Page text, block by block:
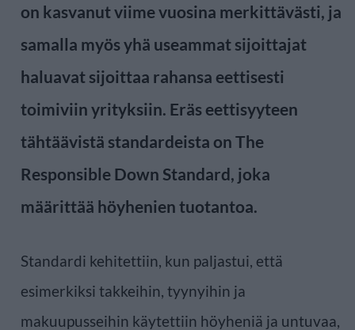
on kasvanut viime vuosina merkittävästi, ja
samalla myös yhä useammat sijoittajat
haluavat sijoittaa rahansa eettisesti
toimiviin yrityksiin. Eräs eettisyyteen
tähtäävistä standardeista on The
Responsible Down Standard, joka
määrittää höyhenien tuotantoa.
Standardi kehitettiin, kun paljastui, että
esimerkiksi takkeihin, tyynyihin ja
makuupusseihin käytettiin höyheniä ja untuvaa,